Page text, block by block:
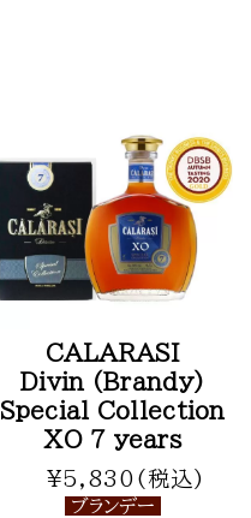
CALARASI
Divin (Brandy)
Special Collection
XO 7 years
¥5,830(税込)
ブランデー